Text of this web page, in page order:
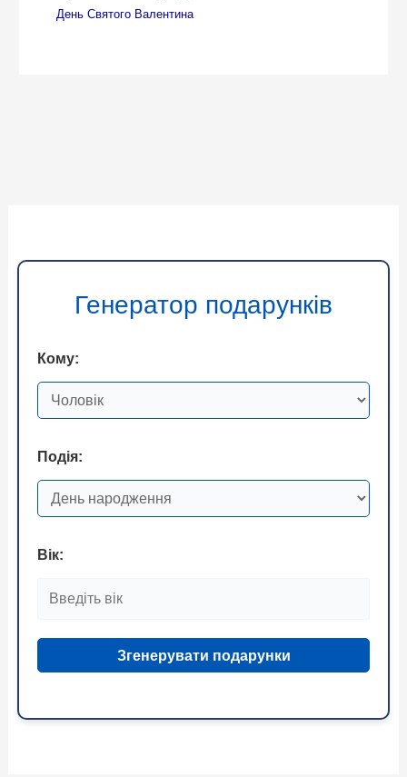
День Святого Валентина
Генератор подарунків
Кому:
Подія:
Вік:
Згенерувати подарунки